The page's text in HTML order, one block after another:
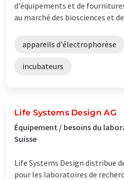
d'équipements et de
au marché des biosciences et
appareils d'électrophorèse
incubateurs
Life Systems Design AG
Équipement / besoins du
Suisse
Life Systems Design distribue
pour les laboratoires de